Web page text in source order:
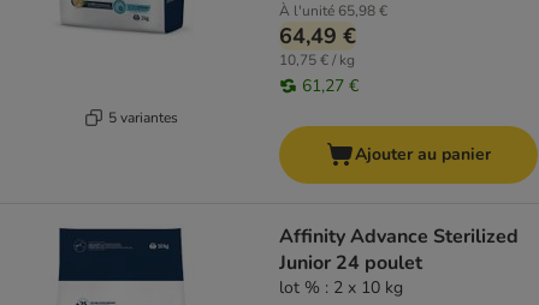
5 variantes
À l'unité 65,98 €
64,49 €
10,75 € / kg
61,27 €
Ajouter au panier
Affinity Advance Sterilized
Junior 24 poulet
lot % : 2 x 10 kg